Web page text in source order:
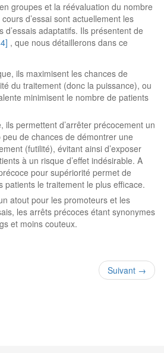
groupes et la réévaluation du nombre
d’essai sont actuellement les
d’essais adaptatifs. Ils présentent de
, que nous détaillerons dans ce
ils maximisent les chances de
du traitement (donc la puissance), ou
minimisent le nombre de patients
ils permettent d’arrêter précocement un
de chances de démontrer une
(futilité), évitant ainsi d’exposer
à un risque d’effet indésirable. A
pour supériorité permet de
patients le traitement le plus efficace.
atout pour les promoteurs et les
les arrêts précoces étant synonymes
et moins couteux.
Suivant →